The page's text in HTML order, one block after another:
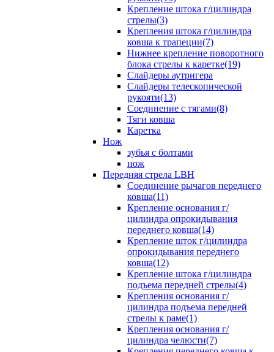
Крепление штока г/цилиндра
стрелы(3)
Крепления штока г/цилиндра
ковша к трапеции(7)
Нижнее крепление поворотного
блока стрелы к каретке(19)
Слайдеры аутригера
Слайдеры телескопической
рукояти(13)
Соединение с тягами(8)
Тяги ковша
Каретка
Нож
зубья с болтами
нож
Передняя стрела LBH
Cоединение рычагов переднего
ковша(11)
Крепление основания г/
цилиндра опрокидывания
переднего ковша(14)
Крепление шток г/цилиндра
опрокидывания переднего
ковша(12)
Крепление штока г/цилиндра
подъема передней стрелы(4)
Крепления основания г/
цилиндра подъема передней
стрелы к раме(1)
Крепления основания г/
цилиндра челюсти(7)